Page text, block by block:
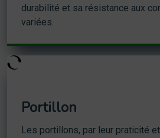
durabilité et sa résistance aux
variées.
Portillon
Les portillons, par leur praticité